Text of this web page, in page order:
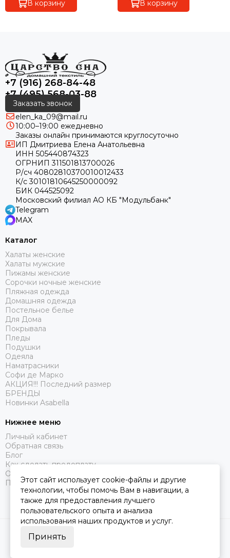
В корзину В корзину
+7 (916) 268-84-48
+7 (495) 568-03-88
Заказать звонок
elen_ka_09@mail.ru
10:00–19:00 ежедневно
Заказы онлайн принимаются круглосуточно
ИП Дмитриева Елена Анатольевна
ИНН 505440874323
ОГРНИП 311501813700026
Р/сч 40802810370010012433
К/с 30101810645250000092
БИК 044525092
Московский филиал АО КБ "Модульбанк"
Telegram
MAX
Каталог
Халаты женские
Халаты мужские
Пижамы женские
Сорочки ночные женские
Пляжная одежда
Домашняя одежда
Постельное белье
Для Дома
Покрывала
Пледы
Подушки
Одеяла
Наматрасники
Софи де Марко
АКЦИЯ!!! Последний размер
БРЕНДЫ
Новинки Asabella
Нижнее меню
Личный кабинет
Обратная связь
Блог
Как сделать предоплату
Оферта
Политика конфиденциальности
2026 © Царство Сна.
Этот сайт использует cookie-файлы и другие
технологии, чтобы помочь Вам в навигации, а
также для предоставления лучшего
пользовательского опыта и анализа
использования наших продуктов и услуг.
Принять